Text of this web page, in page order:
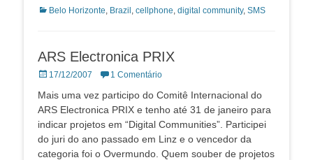
Categorias:
Belo Horizonte Brazil cellphone digital community, SMS
ARS Electronica PRIX
Posted
17/12/2007 1 Comentário
Mais uma vez participo do Comitê Internacional do
ARS Electronica PRIX e tenho até 31 de janeiro para
indicar projetos em “Digital Communities”. Participei
do juri do ano passado em Linz e o vencedor da
categoria foi o Overmundo. Quem souber de projetos